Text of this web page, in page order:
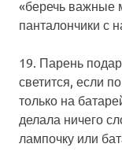
«беречь важные
панталончики с
19. Парень
светится, если
только на
делала ничего
лампочку или